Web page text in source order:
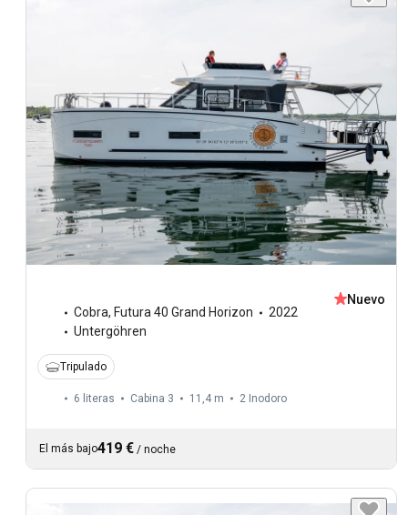
Cobra, Futura 40 Grand Horizon
2022
Untergöhren
Nuevo
Tripulado
6 literas Cabina 3 11,4 m 2 Inodoro
El más bajo419 € / noche